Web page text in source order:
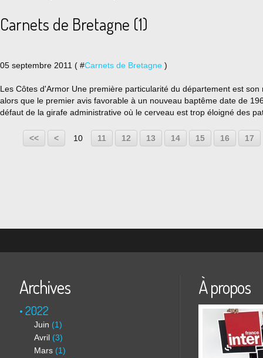
Carnets de Bretagne (1)
05 septembre 2011 ( #Carnets de Bretagne )
Les Côtes d'Armor Une première particularité du département est son
alors que le premier avis favorable à un nouveau baptême date de
défaut de la girafe administrative où le cerveau est trop éloigné des
<< < 10 11 12 13 14 15 16 17
Archives
2022
Juin (1)
Avril (3)
Mars (1)
À propos